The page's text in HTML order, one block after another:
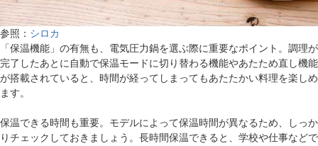
参照： シロカ
「保温機能」の有無も、電気圧力鍋を選ぶ際に重要なポイント。調理が
完了したあとに自動で保温モードに切り替わる機能やあたため直し機能
が搭載されていると、時間が経ってしまってもあたたかい料理を楽しめ
ます。
保温できる時間も重要。モデルによって保温時間が異なるため、しっか
りチェックしておきましょう。長時間保温できると、学校や仕事などで